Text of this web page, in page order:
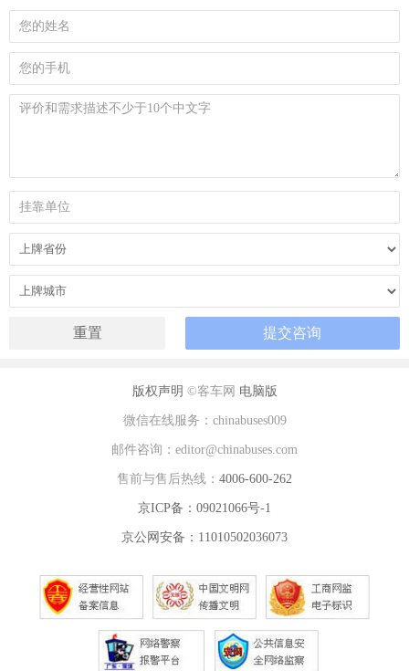
版权声明 ©客车网 电脑版
微信在线服务：chinabuses009
邮件咨询：editor@chinabuses.com
售前与售后热线： 4006-600-262
京ICP备：09021066号-1
京公网安备：11010502036073